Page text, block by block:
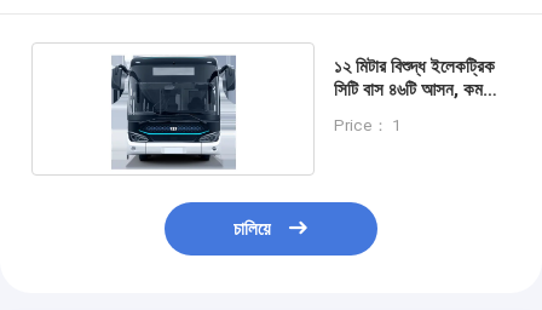
১২ মিটার বিশুদ্ধ ইলেকট্রিক
সিটি বাস ৪৬টি আসন, কম
Price： 1
চালিয়ে